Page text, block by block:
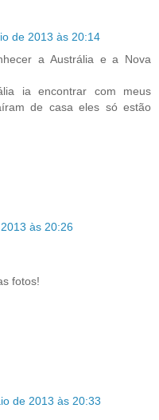
de 2013 às 20:14
a Austrália e a Nova
ia encontrar com meus
de casa eles só estão
às 20:26
fotos!
de 2013 às 20:33